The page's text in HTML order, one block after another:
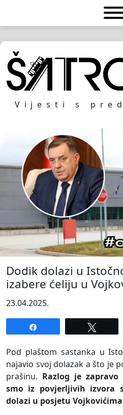
Vijesti s
Dodik dolazi u
izabere ćeliju u
23.04.2025.
Pod plaštom sastanka u
najavio svoj dolazak a što je
prašinu. Razlog je
smo iz povjerljivih izvora
dolazi u posjetu